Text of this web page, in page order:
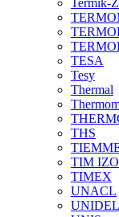
Termik-
TESA
Tesy
Thermal
THS
TIM
TIMEX
UNACL